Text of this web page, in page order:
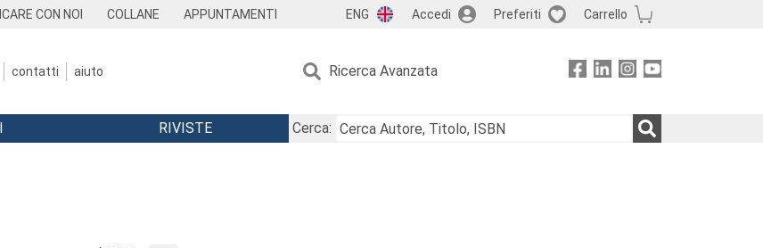
CON NOI COLLANE APPUNTAMENTI ENG Accedi Preferiti Carrello
contatti aiuto Ricerca Avanzata
RIVISTE
Cerca: